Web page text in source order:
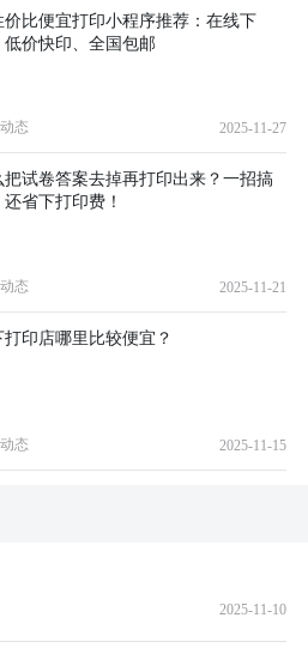
价比便宜打印小程序推荐：在线下
低价快印、全国包邮
态 2025-11-27
把试卷答案去掉再打印出来？一招搞
还省下打印费！
态 2025-11-21
打印店哪里比较便宜？
态 2025-11-15
2025-11-10